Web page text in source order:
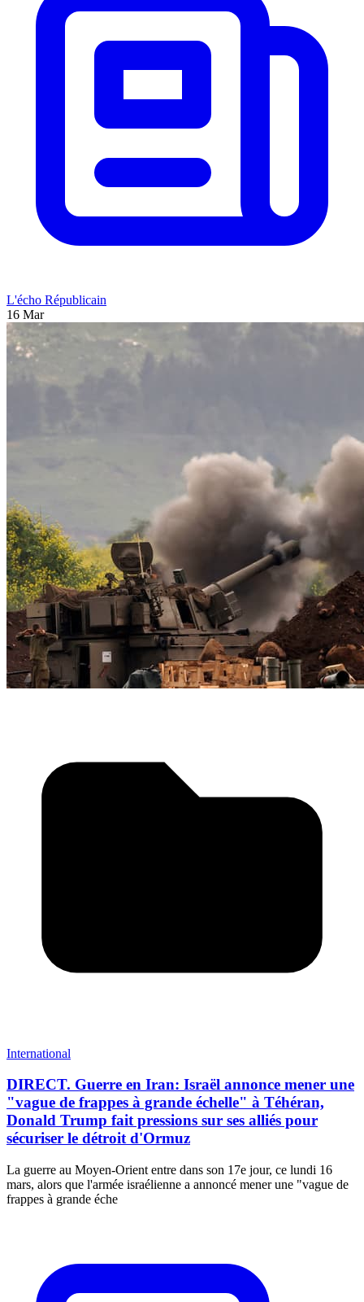
L'écho Républicain
16 Mar
International
DIRECT. Guerre en Iran: Israël annonce mener une
"vague de frappes à grande échelle" à Téhéran,
Donald Trump fait pressions sur ses alliés pour
sécuriser le détroit d'Ormuz
La guerre au Moyen-Orient entre dans son 17e jour, ce lundi 16
mars, alors que l'armée israélienne a annoncé mener une "vague de
frappes à grande éche